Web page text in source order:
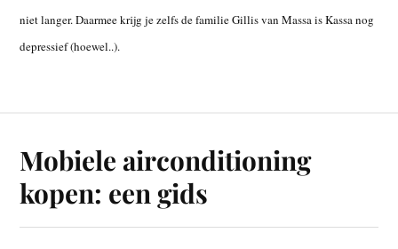
niet langer. Daarmee krijg je zelfs de familie Gillis van Massa is Kassa nog
depressief (hoewel..).
Mobiele airconditioning
kopen: een gids